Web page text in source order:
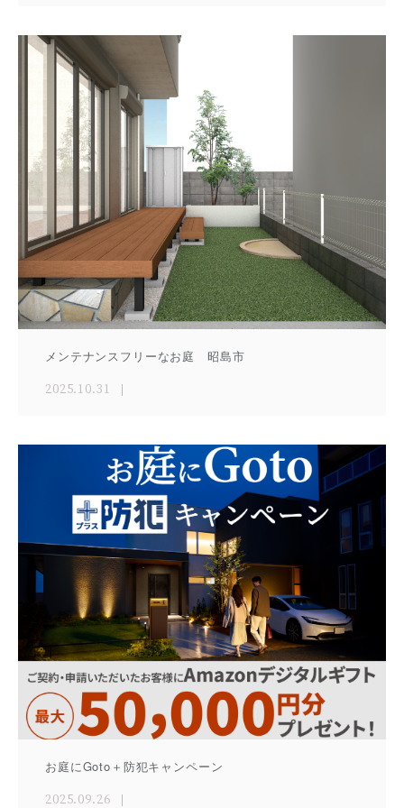
メンテナンスフリーなお庭 昭島市
2025.10.31
お庭にGoto＋防犯キャンペーン
2025.09.26